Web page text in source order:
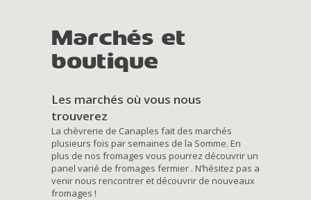
Marchés et
boutique
Les marchés où vous nous
trouverez
La chèvrerie de Canaples fait des marchés
plusieurs fois par semaines de la Somme. En
plus de nos fromages vous pourrez découvrir un
panel varié de fromages fermier . N’hésitez pas a
venir nous rencontrer et découvrir de nouveaux
fromages !